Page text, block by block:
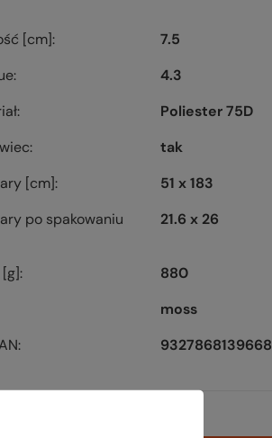
[cm]
7.5
4.3
Poliester 75D
tak
[cm]
51 x 183
po spakowaniu
21.6 x 26
[g]
880
moss
9327868139668